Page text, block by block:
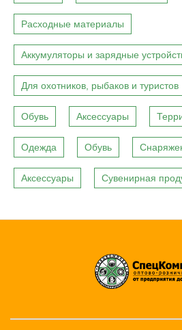
Расходные материалы
Аккумуляторы и зарядные
Для охотников, рыбаков и туристов
Обувь Аксессуары
Одежда Обувь
Аксессуары Сувенирная